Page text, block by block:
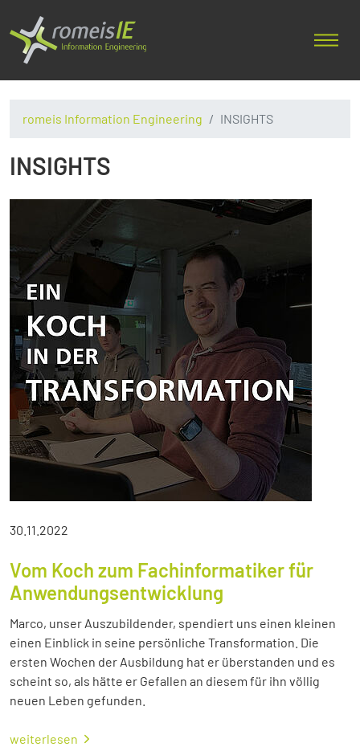
romeis Information Engineering INSIGHTS
INSIGHTS
30.11.2022
Vom Koch zum Fachinformatiker für
Anwendungsentwicklung
Marco, unser Auszubildender, spendiert uns einen kleinen
einen Einblick in seine persönliche Transformation. Die
ersten Wochen der Ausbildung hat er überstanden und es
scheint so, als hätte er Gefallen an diesem für ihn völlig
neuen Leben gefunden.
weiterlesen